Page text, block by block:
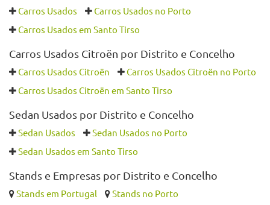
Carros Usados
Carros Usados no Porto
Carros Usados em Santo Tirso
Carros Usados Citroën por Distrito e Concelho
Carros Usados Citroën
Carros Usados Citroën no Porto
Carros Usados Citroën em Santo Tirso
Sedan Usados por Distrito e Concelho
Sedan Usados
Sedan Usados no Porto
Sedan Usados em Santo Tirso
Stands e Empresas por Distrito e Concelho
Stands em Portugal
Stands no Porto